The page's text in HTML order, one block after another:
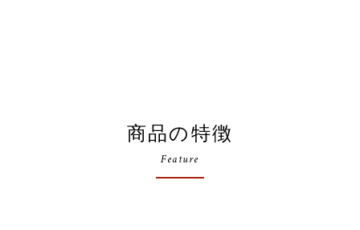
商品の特徴
Feature